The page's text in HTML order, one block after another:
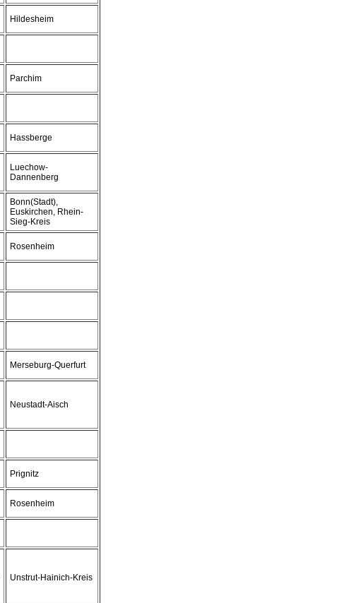
Hildesheim
Parchim
Hassberge
Luechow-
Dannenberg
Bonn(Stadt),
Euskirchen, Rhein-
Sieg-Kreis
Rosenheim
Merseburg-Querfurt
Neustadt-Aisch
Prignitz
Rosenheim
Unstrut-Hainich-Kreis